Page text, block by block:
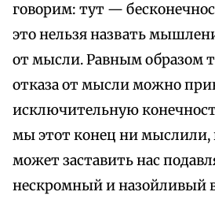
говорим: тут —
это нельзя назвать
от мысли. Равным образом
отказа от мысли можно
исключительную
мы этот конец ни мыслили,
может заставить нас
нескромный и назойливый